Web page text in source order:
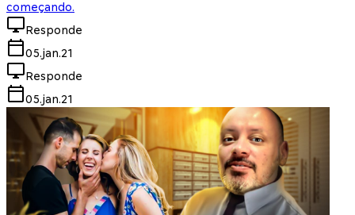
começando.
Responde
05.jan.21
Responde
05.jan.21